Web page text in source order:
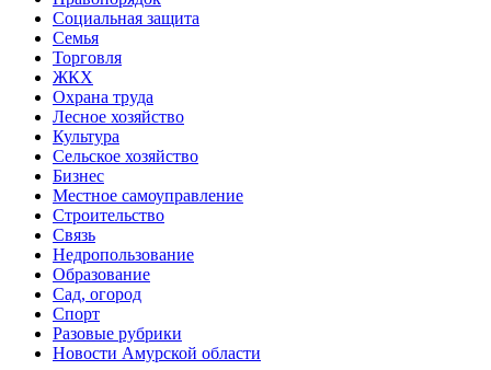
Социальная защита
Семья
Торговля
ЖКХ
Охрана труда
Лесное хозяйство
Культура
Сельское хозяйство
Бизнес
Местное самоуправление
Строительство
Связь
Недропользование
Образование
Сад, огород
Спорт
Разовые рубрики
Новости Амурской области